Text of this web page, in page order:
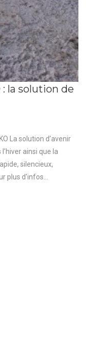
: la solution de
La solution d’avenir
ainsi que la
silencieux,
plus d'infos...